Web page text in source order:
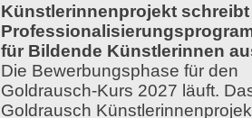
Künstlerinnenprojekt schreibt
für Bildende Künstlerinnen
Die Bewerbungsphase für den
Goldrausch-Kurs 2027 läuft.
Goldrausch